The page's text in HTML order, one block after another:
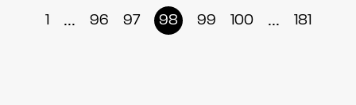
1 ... 96 97 98 99 100 ... 181